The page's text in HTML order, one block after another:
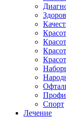
Спорт
Лечение